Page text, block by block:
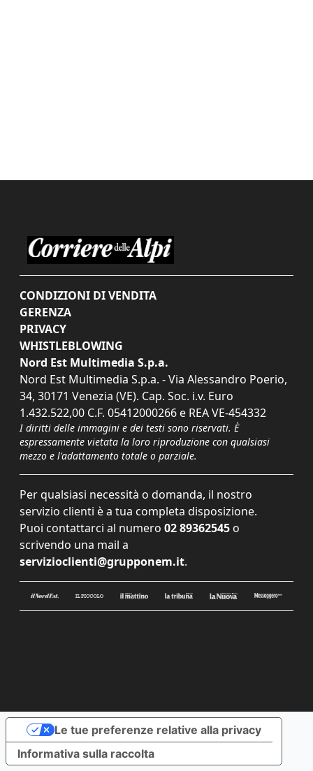
CONDIZIONI DI VENDITA
GERENZA
PRIVACY
WHISTLEBLOWING
Nord Est Multimedia S.p.a.
Nord Est Multimedia S.p.a. - Via Alessandro Poerio,
34, 30171 Venezia (VE). Cap. Soc. i.v. Euro
1.432.522,00 C.F. 05412000266 e REA VE-454332
I diritti delle immagini e dei testi sono riservati. È
espressamente vietata la loro riproduzione con qualsiasi
mezzo e l'adattamento totale o parziale.
Per qualsiasi necessità o domanda, il nostro
servizio clienti è a tua completa disposizione.
Puoi contattarci al numero 02 89362545 o
scrivendo una mail a
servizioclienti@grupponem.it.
Informativa sulla raccolta
Le tue preferenze relative alla privacy